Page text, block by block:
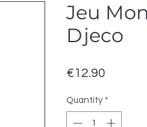
Jeu
Djeco
€12.90
Quantity *